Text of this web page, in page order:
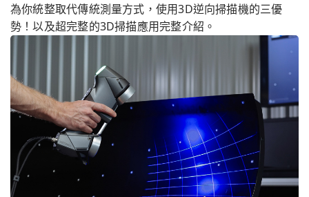
為你統整取代傳統測量方式，使用3D逆向掃描機的三優
勢！以及超完整的3D掃描應用完整介紹。